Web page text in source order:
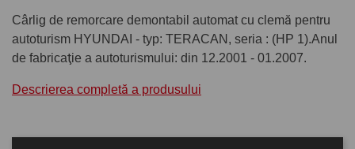
Cârlig de remorcare demontabil automat cu clemă pentru
autoturism HYUNDAI - typ: TERACAN, seria : (HP 1).Anul
de fabricaţie a autoturismului: din 12.2001 - 01.2007.
Descrierea completă a produsului